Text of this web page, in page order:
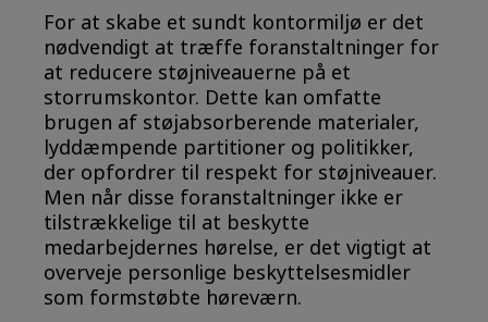
For at skabe et sundt kontormiljø er det
nødvendigt at træffe foranstaltninger for
at reducere støjniveauerne på et
storrumskontor. Dette kan omfatte
brugen af støjabsorberende materialer,
lyddæmpende partitioner og politikker,
der opfordrer til respekt for støjniveauer.
Men når disse foranstaltninger ikke er
tilstrækkelige til at beskytte
medarbejdernes hørelse, er det vigtigt at
overveje personlige beskyttelsesmidler
som formstøbte høreværn.